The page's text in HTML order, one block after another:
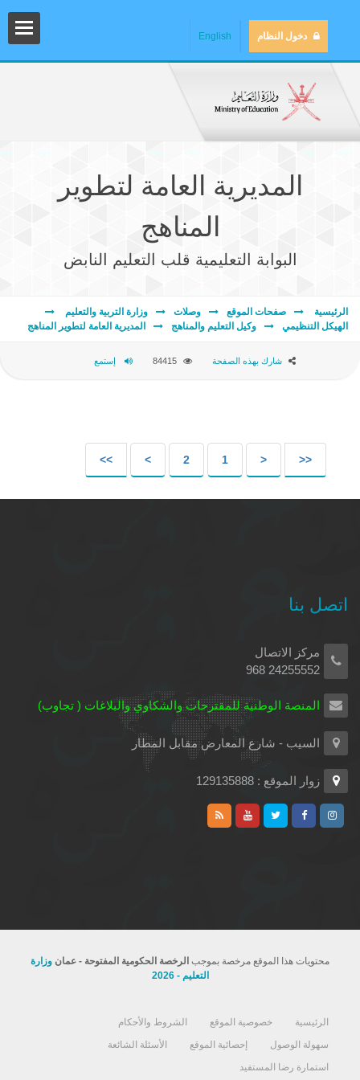
دخول النظام English
المديرية العامة لتطوير
المناهج
البوابة التعليمية قلب التعليم النابض
الرئيسية صفحات الموقع وصلات
وزارة التربية والتعليم
الهيكل التنظيمي
وكيل التعليم والمناهج المديرية العامة لتطوير المناهج
شارك بهذه الصفحة 84415 إستمع
<<
<
1
2
>
>>
اتصل بنا
مركز الاتصال
24255552 968
المنصة الوطنية للمقترحات والشكاوي والبلاغات ( تجاوب)
السيب - شارع المعارض مقابل المطار
زوار الموقع : 129135888
محتويات هذا الموقع مرخصة بموجب الرخصة الحكومية المفتوحة - عمان وزارة
التعليم - 2026
الرئيسية خصوصية الموقع
الشروط والأحكام
سهولة الوصول
إحصائية الموقع
الأسئلة الشائعة
استمارة رضا المستفيد